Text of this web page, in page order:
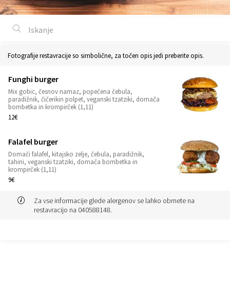
Fotografije restavracije so simbolične, za točen opis jedi preberite opis.
Funghi burger
Mix gobic, česnov namaz, popečena čebula,
paradižnik, čičerikin polpet, veganski tzatziki, domača
bombetka in krompirček (1,11)
12€
Falafel burger
Domači falafel, kitajsko zelje, čebula, paradižnik,
tahini, veganski tzatziki, domača bombetka in
krompirček (1,11)
9€
Za vse informacije glede alergenov se lahko obrnete na
restavracijo na 040588148.